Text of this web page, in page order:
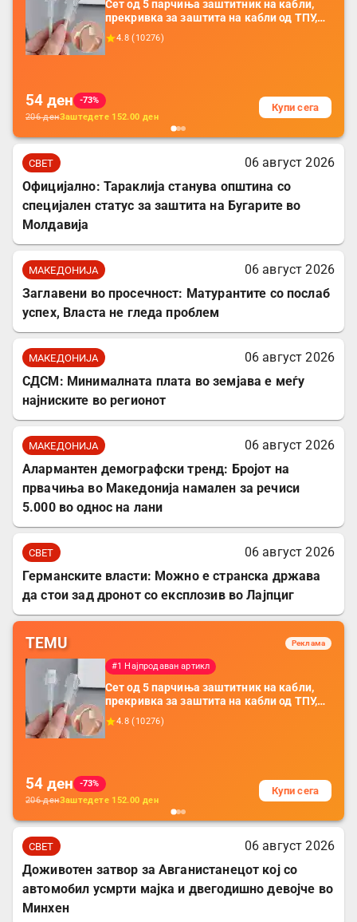
Сет од 5 парчиња заштитник на кабли,
прекривка за заштита на кабли од ТПУ,
додатоци за заштита на кабли, без
батерија, за мобилни телефони, комплет
4.8 ( 10276)
54 ден
-73%
206денЗаштедете 152.00 ден
Купи сега
СВЕТ
06 август 2026
Официјално: Тараклија станува општина со
специјален статус за заштита на Бугарите во
Молдавија
МАКЕДОНИЈА
06 август 2026
Заглавени во просечност: Матурантите со послаб
успех, Власта не гледа проблем
МАКЕДОНИЈА
06 август 2026
СДСМ: Минималната плата во земјава е меѓу
најниските во регионот
МАКЕДОНИЈА
06 август 2026
Алармантен демографски тренд: Бројот на
првачиња во Македонија намален за речиси
5.000 во однос на лани
СВЕТ
06 август 2026
Германските власти: Можно е странска држава
да стои зад дронот со експлозив во Лајпциг
TEMU Реклама
#1 Најпродаван артикл
Сет од 5 парчиња заштитник на кабли,
прекривка за заштита на кабли од ТПУ,
додатоци за заштита на кабли, без
батерија, за мобилни телефони, комплет
4.8 ( 10276)
54 ден
-73%
206денЗаштедете 152.00 ден
Купи сега
СВЕТ
06 август 2026
Доживотен затвор за Авганистанецот кој со
автомобил усмрти мајка и двегодишно девојче во
Минхен